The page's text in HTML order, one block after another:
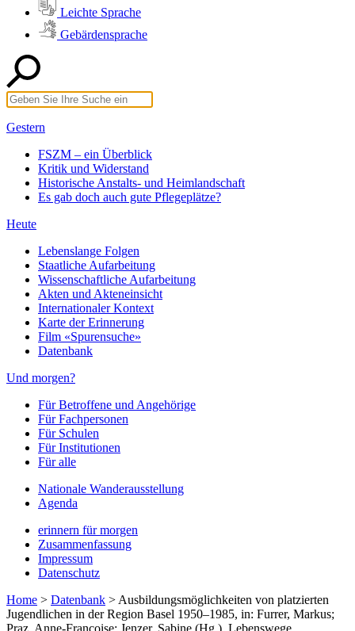
Leichte Sprache
Gebärdensprache
Gestern
FSZM – ein Überblick
Kritik und Widerstand
Historische Anstalts- und Heimlandschaft
Es gab doch auch gute Pflegeplätze?
Heute
Lebenslange Folgen
Staatliche Aufarbeitung
Wissenschaftliche Aufarbeitung
Akten und Akteneinsicht
Internationaler Kontext
Karte der Erinnerung
Film «Spurensuche»
Datenbank
Und morgen?
Für Betroffene und Angehörige
Für Fachpersonen
Für Schulen
Für Institutionen
Für alle
Nationale Wanderausstellung
Agenda
erinnern für morgen
Zusammenfassung
Impressum
Datenschutz
Home > Datenbank > Ausbildungsmöglichkeiten von platzierten
Jugendlichen in der Region Basel 1950–1985, in: Furrer, Markus;
Praz, Anne-Françoise; Jenzer, Sabine (Hg.), Lebenswege